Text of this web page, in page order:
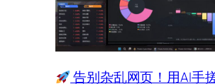
告别杂乱网页！用AI手